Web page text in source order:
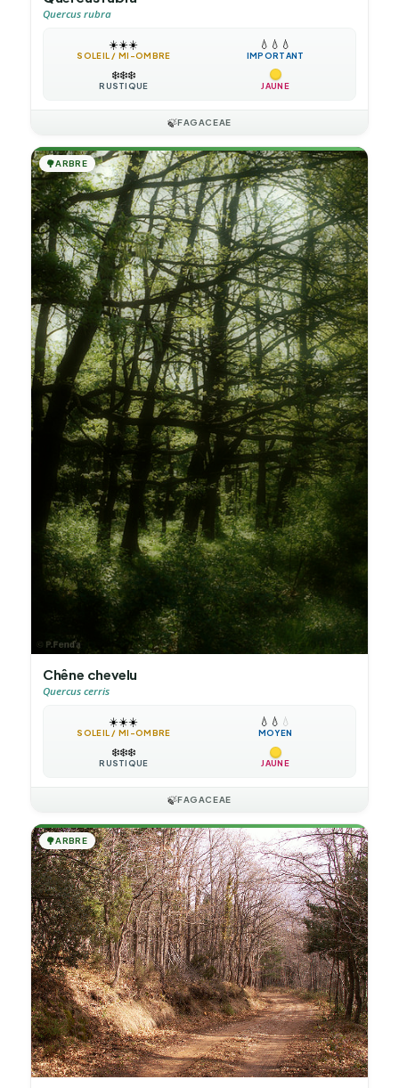
Quercus rubra
☀️☀️☀️
SOLEIL / MI-OMBRE
💧 💧 💧
IMPORTANT
❄️❄️❄️
RUSTIQUE JAUNE
🍃FAGACEAE
🌳ARBRE
Chêne chevelu
Quercus cerris
☀️☀️☀️
SOLEIL / MI-OMBRE
💧 💧 💧
MOYEN
❄️❄️❄️
RUSTIQUE JAUNE
🍃FAGACEAE
🌳ARBRE